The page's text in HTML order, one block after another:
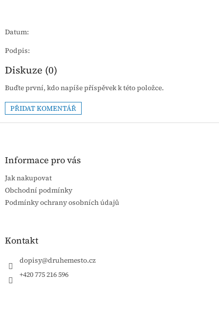
Datum:
Podpis:
Diskuze (0)
Buďte první, kdo napíše příspěvek k této položce.
PŘIDAT KOMENTÁŘ
Z
Informace pro vás
Jak nakupovat
Obchodní podmínky
Podmínky ochrany osobních údajů
Kontakt
dopisy@druhemesto.cz
+420 775 216 596